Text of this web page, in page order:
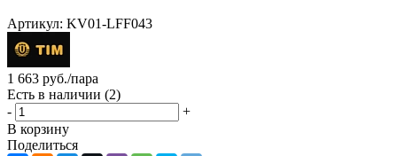
Артикул: KV01-LFF043
1 663 руб./пара
Есть в наличии (2)
-
+
В корзину
Поделиться